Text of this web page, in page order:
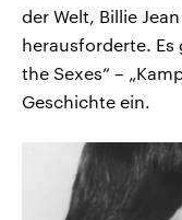
der Welt, Billie
herausforderte. Es
the Sexes“ –
Geschichte ein.